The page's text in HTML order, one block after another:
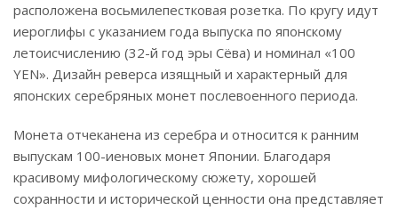
расположена восьмилепестковая розетка. По кругу идут
иероглифы с указанием года выпуска по японскому
летоисчислению (32-й год эры Сёва) и номинал «100
YEN». Дизайн реверса изящный и характерный для
японских серебряных монет послевоенного периода.
Монета отчеканена из серебра и относится к ранним
выпускам 100-иеновых монет Японии. Благодаря
красивому мифологическому сюжету, хорошей
сохранности и исторической ценности она представляет